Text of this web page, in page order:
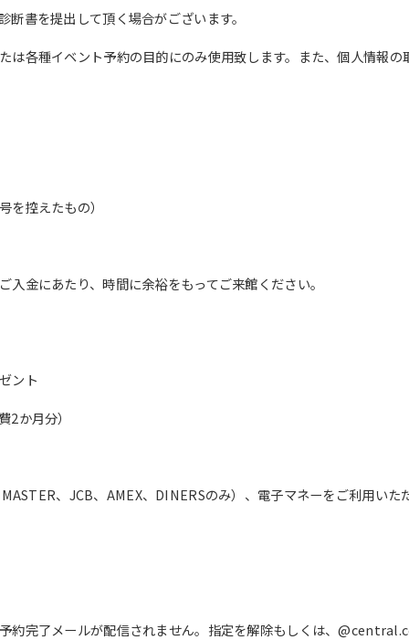
書を提出して頂く場合がございます。
は各種イベント予約の目的にのみ使用致します。また、個人情報の
控えたもの）
金にあたり、時間に余裕をもってご来館ください。
ント
か月分）
、JCB、AMEX、DINERSのみ）、電子マネーをご利用いた
約完了メールが配信されません。指定を解除もしくは、
Central Sports official website is
automatically translated into
English. Click the link below (start
automatic translation) to return to
The translation may differ from the